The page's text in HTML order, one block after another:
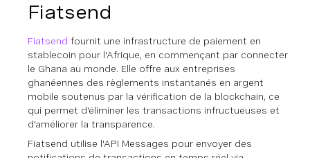
Fiatsend
Fiatsend fournit une infrastructure de paiement en
stablecoin pour l'Afrique, en commençant par connecter
le Ghana au monde. Elle offre aux entreprises
ghanéennes des règlements instantanés en argent
mobile soutenus par la vérification de la blockchain, ce
qui permet d'éliminer les transactions infructueuses et
d'améliorer la transparence.
Fiatsend utilise l'API Messages pour envoyer des